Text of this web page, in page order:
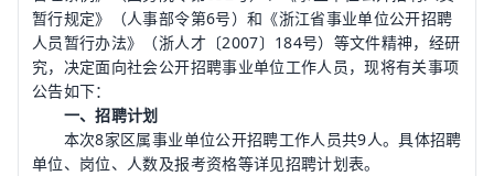
暂行规定》（人事部令第6号）和《浙江省事业单位公开招聘
人员暂行办法》（浙人才〔2007〕184号）等文件精神，经研
究，决定面向社会公开招聘事业单位工作人员，现将有关事项
公告如下：
一、招聘计划
本次8家区属事业单位公开招聘工作人员共9人。具体招聘
单位、岗位、人数及报考资格等详见招聘计划表。